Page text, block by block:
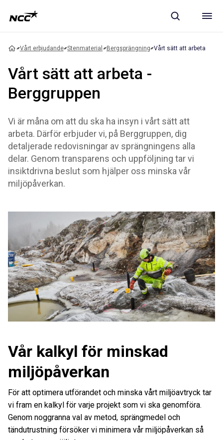
Vårt erbjudande Stenmaterial Bergsprängning Vårt sätt att arbeta
Vårt sätt att arbeta -
Berggruppen
Vi är måna om att du ska ha insyn i vårt sätt att
arbeta. Därför erbjuder vi, på Berggruppen, dig
detaljerade redovisningar av sprängningens alla
delar. Genom transparens och uppföljning tar vi
insiktdrivna beslut som hjälper oss minska vår
miljöpåverkan.
Vår kalkyl för minskad
miljöpåverkan
För att optimera utförandet och minska vårt miljöavtryck tar
vi fram en kalkyl för varje projekt som vi ska genomföra.
Genom noggranna val av metod, sprängmedel och
tändutrustning försöker vi minimera vår miljöpåverkan så